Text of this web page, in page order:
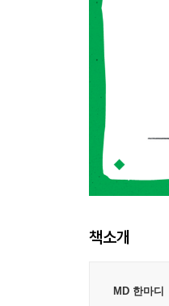
책소개
MD 한마디